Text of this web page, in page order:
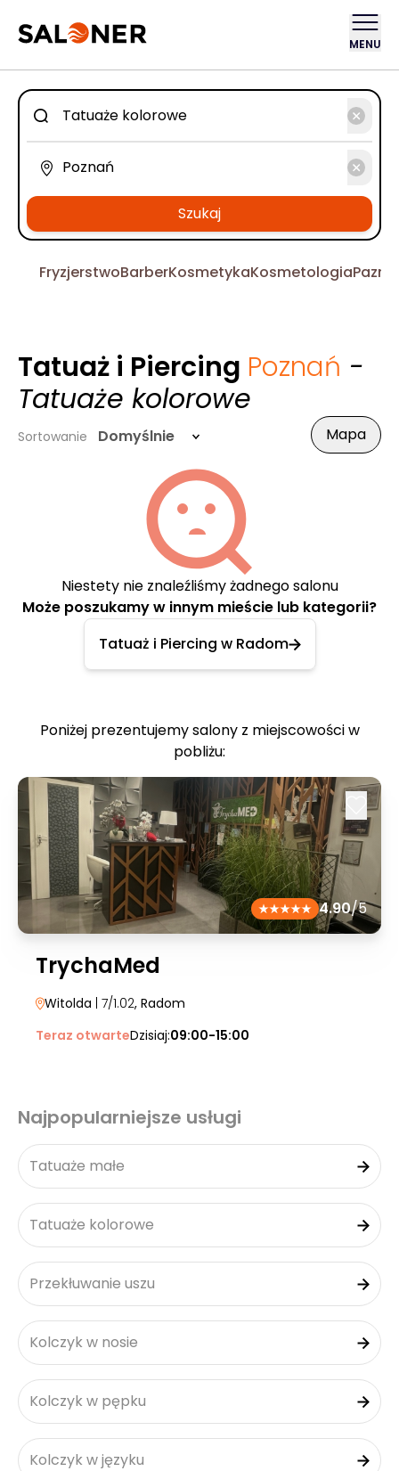
MENU
Szukaj
FryzjerstwoBarberKosmetykaKosmetologia
Tatuaż i Piercing Poznań -
Tatuaże kolorowe
Sortowanie Domyślnie Mapa
Niestety nie znaleźliśmy żadnego salonu
Może poszukamy w innym mieście lub kategorii?
Tatuaż i Piercing w Radom
Poniżej prezentujemy salony z miejscowości w
pobliżu:
4.90/5
TrychaMed
Witolda | 7/1.02, Radom
Teraz otwarteDzisiaj:09:00-15:00
Najpopularniejsze usługi
Tatuaże małe
Tatuaże kolorowe
Przekłuwanie uszu
Kolczyk w nosie
Kolczyk w pępku
Kolczyk w języku